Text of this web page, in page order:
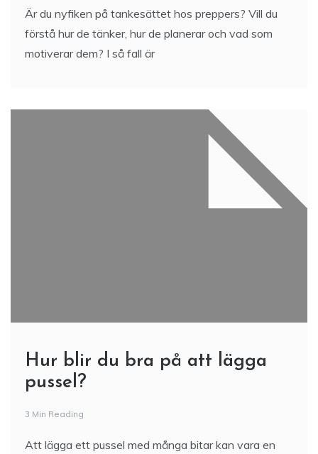
Är du nyfiken på tankesättet hos preppers? Vill du
förstå hur de tänker, hur de planerar och vad som
motiverar dem? I så fall är
Hur blir du bra på att lägga
pussel?
3 Min Reading
Att lägga ett pussel med många bitar kan vara en